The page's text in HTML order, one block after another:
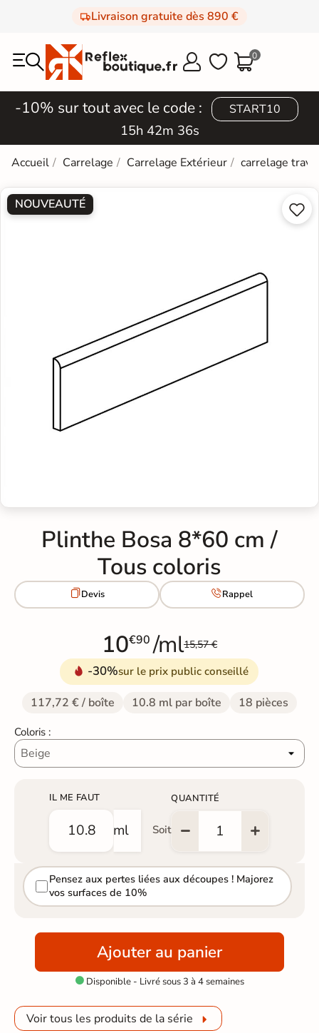
Livraison gratuite dès 890 €
  0
-10% sur tout avec le code : START10
15h 42m 35s
Accueil Carrelage Carrelage Extérieur carrelage
NOUVEAUTÉ 

Plinthe Bosa 8*60 cm /
Tous coloris
Devis Rappel
10€90 /ml15,57 €
-30%sur le prix public conseillé
117,72 € / boîte 10.8 ml par boîte 18 pièces
Coloris :
IL ME FAUT
ml Soit
QUANTITÉ
Pensez aux pertes liées aux découpes ! Majorez
vos surfaces de 10%
Ajouter au panier
Disponible - Livré sous 3 à 4 semaines
Voir tous les produits de la série